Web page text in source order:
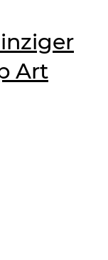
Art